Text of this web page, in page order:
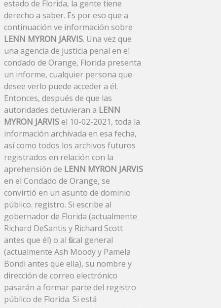
estado de Florida, la gente tiene
derecho a saber. Es por eso que a
continuación ve información sobre
LENN MYRON JARVIS. Una vez que
una agencia de justicia penal en el
condado de Orange, Florida presenta
un informe, cualquier persona que
desee verlo puede acceder a él.
Entonces, después de que las
autoridades detuvieran a LENN
MYRON JARVISel 10-02-2021, toda la
información archivada en esa fecha,
así como todos los archivos futuros
registrados en relación con la
aprehensión de LENN MYRON JARVIS
en el Condado de Orange, se
convirtió en un asunto de dominio
público. registro. Si escribe al
gobernador de Florida (actualmente
Richard DeSantis y Richard Scott
antes que él) o al fiscal general
(actualmente Ash Moody y Pamela
Bondi antes que ella), su nombre y
dirección de correo electrónico
pasarán a formar parte del registro
público de Florida. Si está